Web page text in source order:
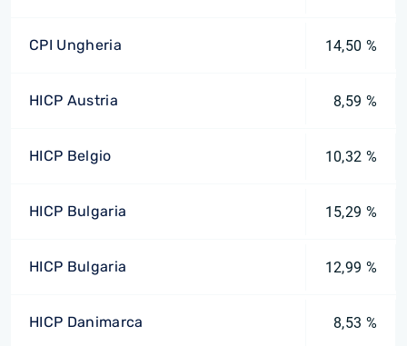
CPI Ungheria 14,50 %
HICP Austria 8,59 %
HICP Belgio 10,32 %
HICP Bulgaria 15,29 %
HICP Bulgaria 12,99 %
HICP Danimarca 8,53 %